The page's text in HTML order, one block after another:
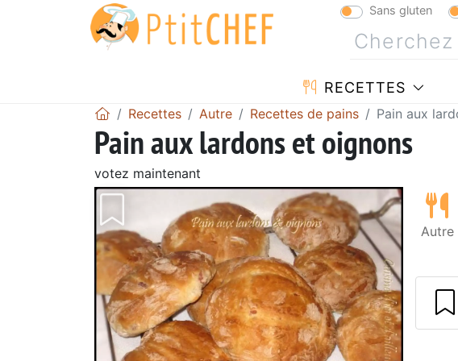
Sans gluten
RECETTES
Recettes Autre Recettes de pains Pain aux
Pain aux lardons et oignons
votez maintenant
Autre